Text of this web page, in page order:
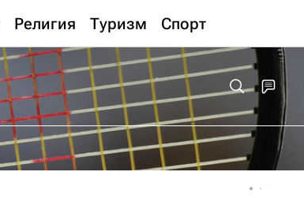
Религия Туризм Спорт